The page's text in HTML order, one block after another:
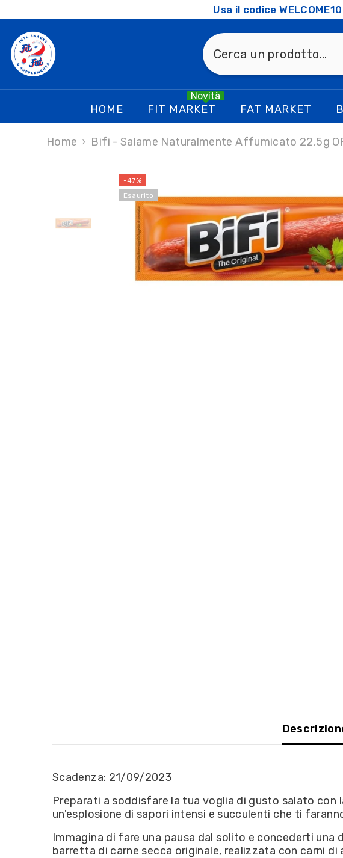
Usa il codice
HOME FIT MARKET
Novità
FAT MARKET
Home Bifi - Salame Naturalmente Affumicato 22,5g
-47%
Esaurito
Scadenza: 21/09/2023
Preparati a soddisfare la tua voglia di gusto salato con
un'esplosione di sapori intensi e succulenti che ti
Immagina di fare una pausa dal solito e concederti una
barretta di carne secca originale, realizzata con carni